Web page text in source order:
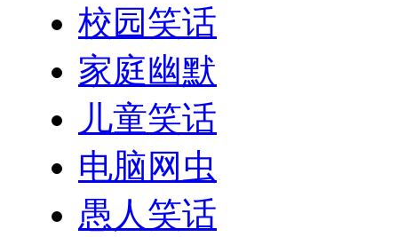
校园笑话
家庭幽默
儿童笑话
电脑网虫
愚人笑话